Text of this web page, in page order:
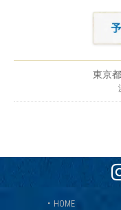
東京
・ HOME